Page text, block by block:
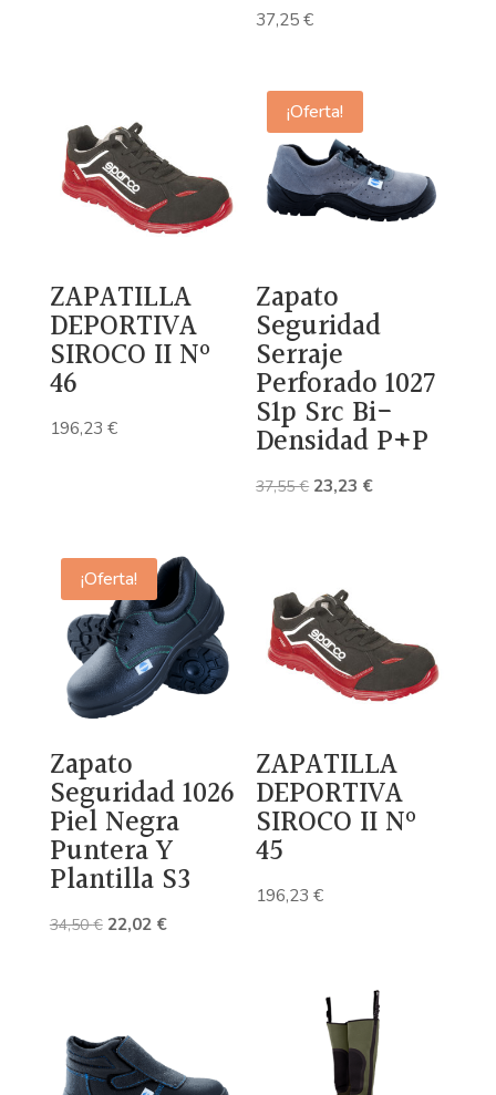
37,25€
ZAPATILLA
DEPORTIVA
SIROCO II Nº
46
196,23 €
¡Oferta!
Zapato
Seguridad
Serraje
Perforado 1027
S1p Src Bi-
Densidad P+P
37,55€ El
37,55 €.
23,23 €El
¡Oferta!
Zapato
Seguridad 1026
Piel Negra
Puntera Y
Plantilla S3
34,50€ El
34,50 €.
22,02 €El
ZAPATILLA
DEPORTIVA
SIROCO II Nº
45
196,23€